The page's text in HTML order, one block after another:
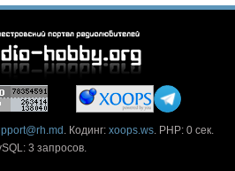
. Кодинг: xoops.ws. PHP: 0 сек.
3 запросов.